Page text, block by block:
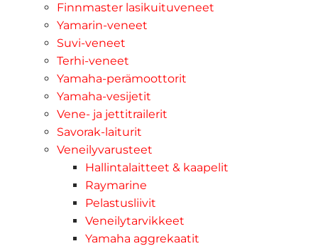
Finnmaster lasikuituveneet
Yamarin-veneet
Suvi-veneet
Terhi-veneet
Yamaha-perämoottorit
Yamaha-vesijetit
Vene- ja jettitrailerit
Savorak-laiturit
Veneilyvarusteet
Hallintalaitteet & kaapelit
Raymarine
Pelastusliivit
Veneilytarvikkeet
Yamaha aggrekaatit